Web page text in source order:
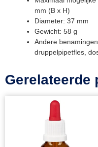
mm (B x H)
Diameter: 37 mm
Gewicht: 58 g
Andere
druppelpipetfles,
Gerelateerde